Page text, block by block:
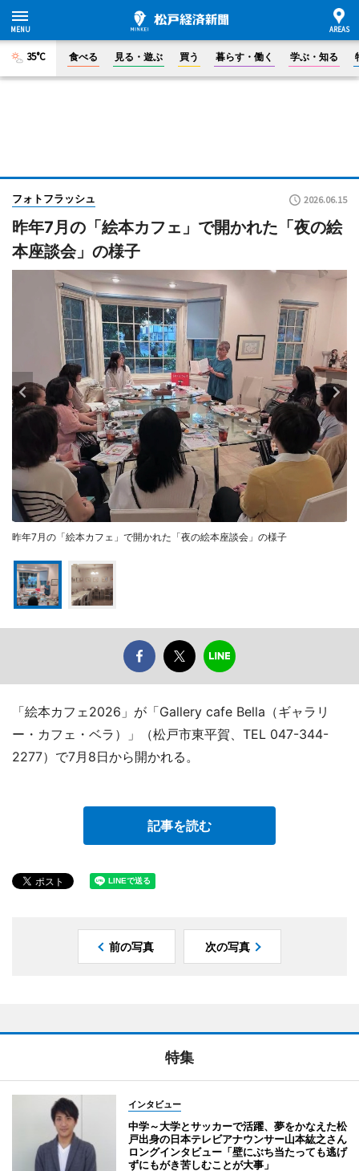
35°C 食べる 見る・遊ぶ 買う 暮らす・働く 学ぶ・知る
フォトフラッシュ 2026.06.15
昨年7月の「絵本カフェ」で開かれた「夜の絵
本座談会」の様子
昨年7月の「絵本カフェ」で開かれた「夜の絵本座談会」の様子
「絵本カフェ2026」が「Gallery cafe Bella（ギャラリ
ー・カフェ・ベラ）」（松戸市東平賀、TEL 047-344-
2277）で7月8日から開かれる。
記事を読む
前の写真 次の写真
特集
インタビュー
中学～大学とサッカーで活躍、夢をかなえた松
戸出身の日本テレビアナウンサー山本紘之さん
ロングインタビュー「壁にぶち当たっても逃げ
ずにもがき苦しむことが大事」